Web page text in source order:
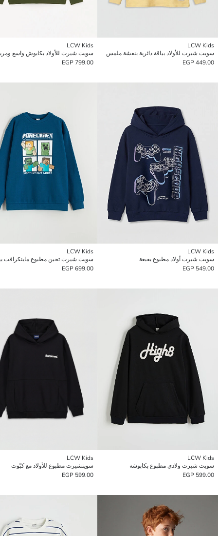
LCW Kids
سويت شيرت للأولاد بياقة دائرية بنقشة ملمس
449.00 EGP
LCW Kids
سويت شيرت للأولاد بكابوش واسع
799.00 EGP
LCW Kids
سويت شيرت أولاد مطبوع بقبعة
549.00 EGP
LCW Kids
699.00 EGP
LCW Kids
سويت شيرت ولادي مطبوع بكابوشة
599.00 EGP
LCW Kids
سويتشيرت مطبوع للأولاد مع كبّوت
599.00 EGP